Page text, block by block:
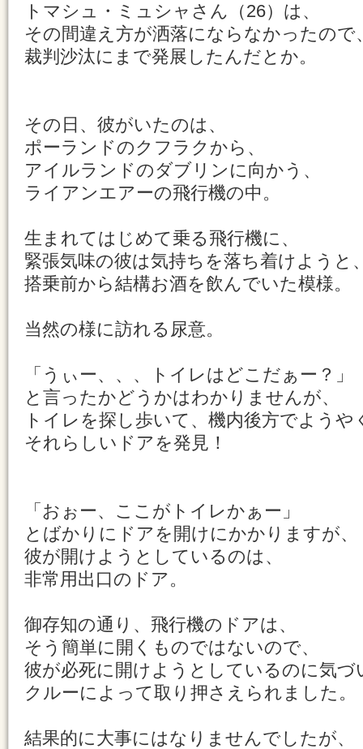
トマシュ・ミュシャさん（26）は、
その間違え方が洒落にならなかったので
裁判沙汰にまで発展したんだとか。
その日、彼がいたのは、
ポーランドのクフラクから、
アイルランドのダブリンに向かう、
ライアンエアーの飛行機の中。
生まれてはじめて乗る飛行機に、
緊張気味の彼は気持ちを落ち着けようと
搭乗前から結構お酒を飲んでいた模様。
当然の様に訪れる尿意。
「うぃー、、、トイレはどこだぁー？」
と言ったかどうかはわかりませんが、
トイレを探し歩いて、機内後方でようや
それらしいドアを発見！
「おぉー、ここがトイレかぁー」
とばかりにドアを開けにかかりますが、
彼が開けようとしているのは、
非常用出口のドア。
御存知の通り、飛行機のドアは、
そう簡単に開くものではないので、
彼が必死に開けようとしているのに気づ
クルーによって取り押さえられました。
結果的に大事にはなりませんでしたが、